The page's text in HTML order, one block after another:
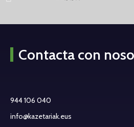
Contacta con
944 106 040
info@kazetariak.eus